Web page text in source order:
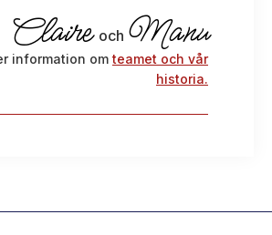
Claire och Manu
information omteamet och vår
historia.